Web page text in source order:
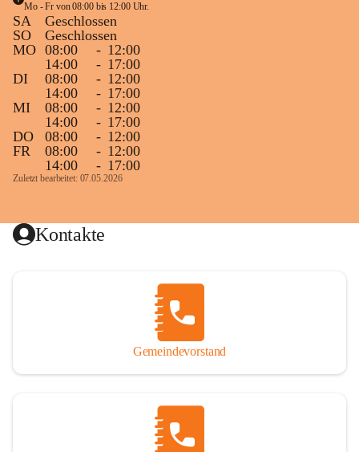
Mo - Fr von 08:00 bis 12:00 Uhr.
SA
Geschlossen
SO
Geschlossen
MO 08:00 - 12:00
14:00
- 17:00
DI
08:00 - 12:00
14:00
- 17:00
MI
08:00 - 12:00
14:00
- 17:00
DO
08:00 - 12:00
FR
08:00 - 12:00
14:00
- 17:00
Zuletzt bearbeitet: 07.05.2026
Kontakte
Gemeindevorstand